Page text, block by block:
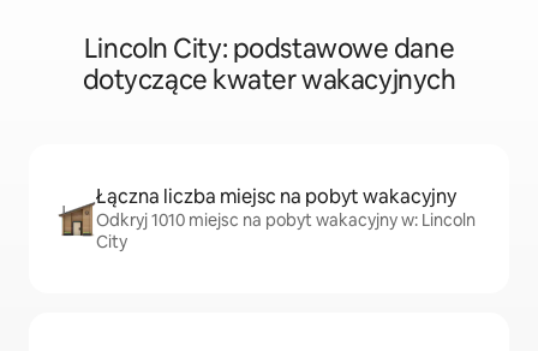
Lincoln City: podstawowe dane
dotyczące kwater wakacyjnych
Łączna liczba miejsc na pobyt wakacyjny
Odkryj 1010 miejsc na pobyt wakacyjny w: Lincoln
City